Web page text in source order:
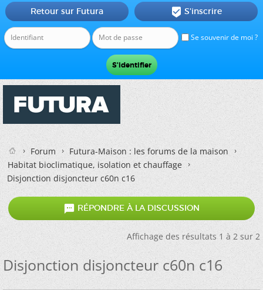
Se souvenir de moi ?
Retour sur Futura  S'inscrire
Forum
Futura-Maison : les forums de la maison
Habitat bioclimatique, isolation et chauffage
Disjonction disjoncteur c60n c16
 RÉPONDRE À LA DISCUSSION
Affichage des résultats 1 à 2 sur 2
Disjonction disjoncteur c60n c16